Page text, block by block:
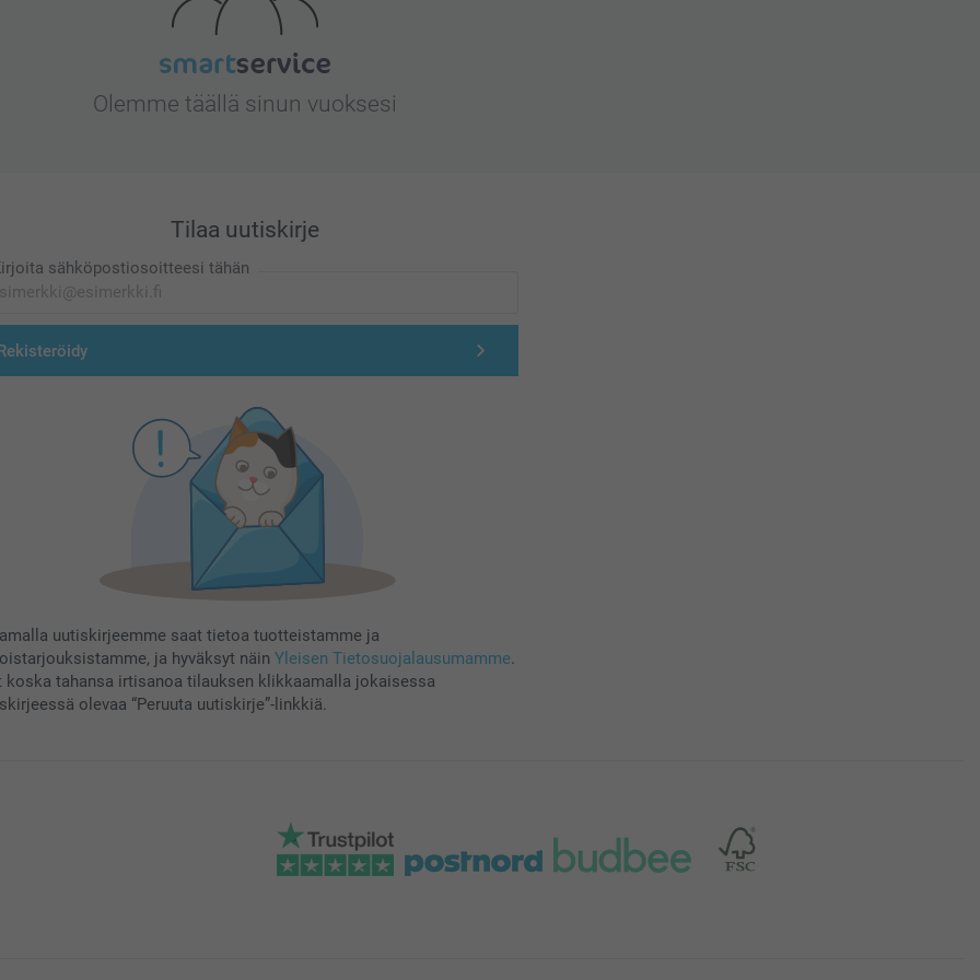
Olemme täällä sinun vuoksesi
Tilaa uutiskirje
sähköpostiosoitteesi tähän
uutiskirjeemme saat tietoa tuotteistamme ja
ja hyväksyt näin Yleisen Tietosuojalausumamme.
koska tahansa irtisanoa tilauksen klikkaamalla jokaisessa
olevaa “Peruuta uutiskirje”-linkkiä.